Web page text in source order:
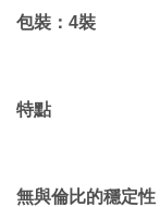
包裝：4裝
特點
無與倫比的穩定